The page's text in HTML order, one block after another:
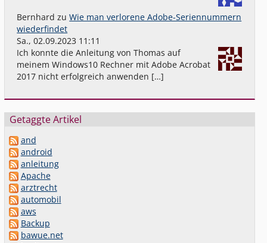
Bernhard zuWie man verlorene Adobe-Seriennummern
wiederfindet
Sa., 02.09.2023 11:11
Ich konnte die Anleitung von Thomas auf
meinem Windows10 Rechner mit Adobe Acrobat
2017 nicht erfolgreich anwenden […]
Getaggte Artikel
and
android
anleitung
Apache
arztrecht
automobil
aws
Backup
bawue.net